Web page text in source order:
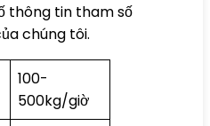
thông tin tham số
chúng tôi.
100-
500kg/giờ